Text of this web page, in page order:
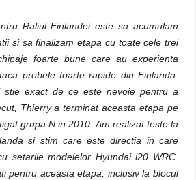
Raliul Finlandei este sa acumulam
si sa finalizam etapa cu toate cele trei
foarte bune care au experienta
probele foarte rapide din Finlanda.
stie exact de ce este nevoie pentru a
Thierry a terminat aceasta etapa pe
grupa N in 2010. Am realizat teste la
si stim care este directia in care
setarile modelelor Hyundai i20 WRC.
pentru aceasta etapa, inclusiv la blocul